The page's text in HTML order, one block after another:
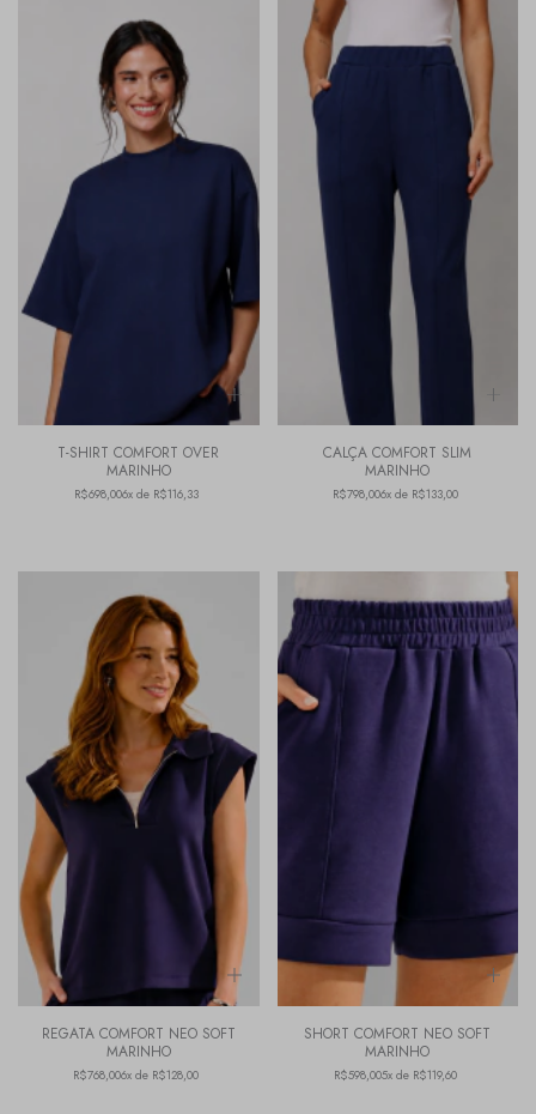
T-SHIRT COMFORT OVER
MARINHO
R$698,006x de R$116,33
CALÇA COMFORT SLIM
MARINHO
R$798,006x de R$133,00
REGATA COMFORT NEO SOFT
MARINHO
R$768,006x de R$128,00
SHORT COMFORT NEO SOFT
MARINHO
R$598,005x de R$119,60